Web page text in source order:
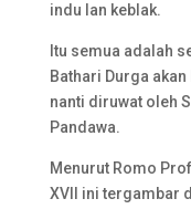
indu lan keblak.
Itu semua adalah
Bathari Durga
nanti diruwat oleh
Pandawa.
Menurut Romo
XVII ini tergambar